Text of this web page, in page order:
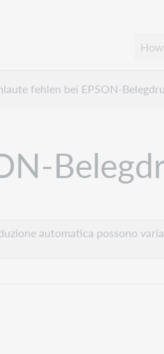
fehlen bei EPSON-
automatica possono